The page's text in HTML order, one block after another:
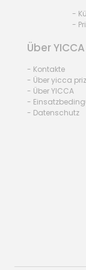
-
-
Über YICCA
- Kontakte
- Über yicca
- Über YICCA
-
- Datenschutz